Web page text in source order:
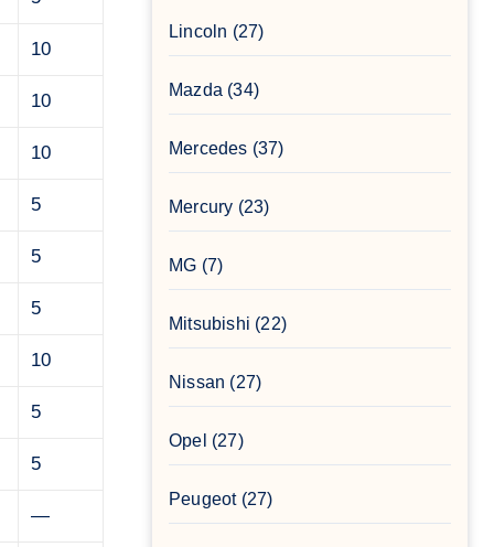
10
10
10
5
5
5
10
5
5
—
Lincoln (27)
Mazda (34)
Mercedes (37)
Mercury (23)
MG (7)
Mitsubishi (22)
Nissan (27)
Opel (27)
Peugeot(27)